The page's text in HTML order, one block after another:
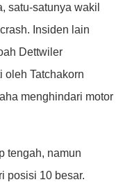
satu-satunya wakil
Insiden lain
Dettwiler
oleh Tatchakorn
menghindari motor
tengah, namun
posisi 10 besar.